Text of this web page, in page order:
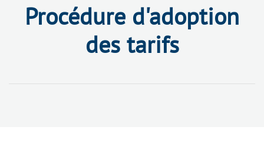
Procédure d'adoption
des tarifs